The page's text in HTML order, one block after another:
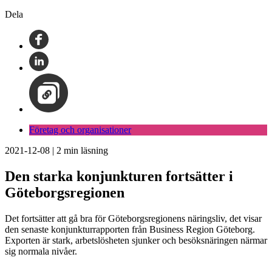
Dela
Företag och organisationer
2021-12-08 | 2 min läsning
Den starka konjunkturen fortsätter i
Göteborgsregionen
Det fortsätter att gå bra för Göteborgsregionens näringsliv, det visar
den senaste konjunkturrapporten från Business Region Göteborg.
Exporten är stark, arbetslösheten sjunker och besöksnäringen närmar
sig normala nivåer.